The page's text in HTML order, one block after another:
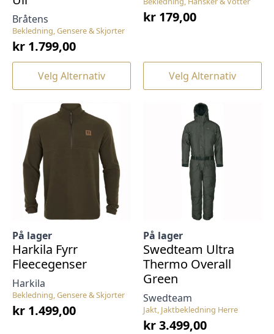
Bekledning, Gensere & Skjorter
Bråtens
kr 1.799,00
Velg Alternativ
Dette
produktet
har
varianter.
Alternativene
kan
velges
på
produktsiden
kr 179,00
Velg Alternativ
Dette
produktet
har
Alternativene
produktsiden
Bekledning, Gensere & Skjorter
Harkila
På lager
Harkila Fyrr
Fleecegenser
kr 1.499,00 Jakt, Jaktbekledning Herre
Swedteam
På lager
Swedteam Ultra
Thermo Overall
Green
kr3.499,00